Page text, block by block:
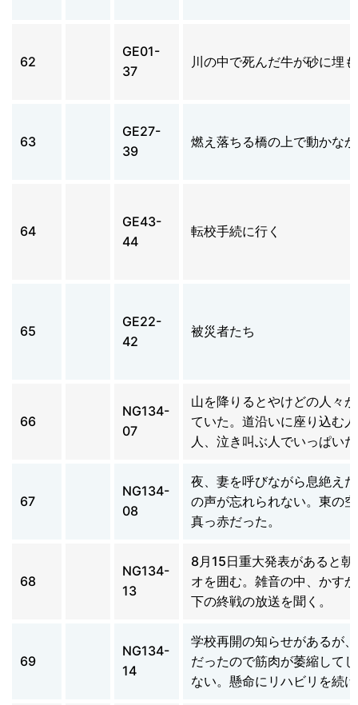
62
GE01-
37
川の中で死んだ牛が砂に埋
63
GE27-
39
燃え落ちる橋の上で動かな
64
GE43-
44
転校手続に行く
65
GE22-
42
被災者たち
66
NG134-
07
山を降りるとやけどの人々
ていた。道沿いに座り込む
人、泣き叫ぶ人でいっぱい
67
NG134-
08
夜、妻を呼びながら息絶え
の声が忘れられない。東の
真っ赤だった。
68
NG134-
13
8月15日重大発表があると朝
オを囲む。雑音の中、かす
下の終戦の放送を聞く。
69
NG134-
14
学校再開の知らせがあるが
だったので筋肉が萎縮して
ない。懸命にリハビリを続